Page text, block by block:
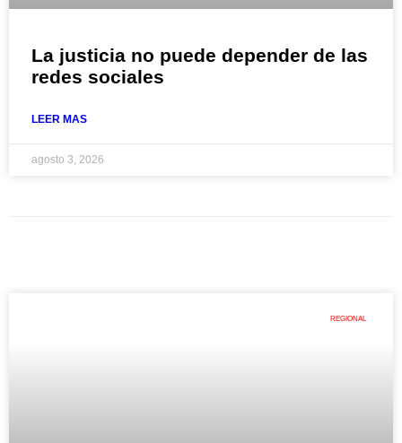
La justicia no puede depender de las
redes sociales
LEER MAS
agosto 3, 2026
REGIONAL